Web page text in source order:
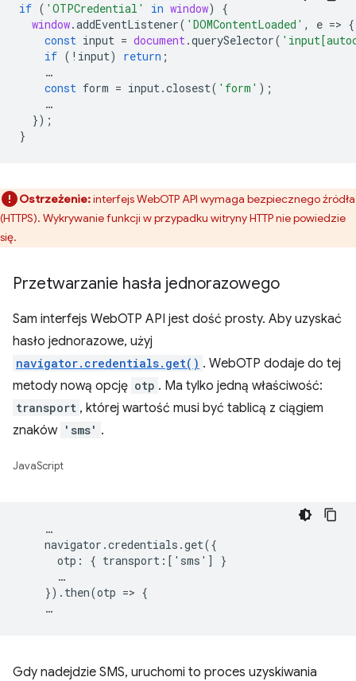
if ( 'OTPCredential' in window)
{
window.addEventListener( 'DOMContentLoaded' , e => {
const input = document.querySelector(
if ( ! input) return ;
…
const form = input.closest( 'form' );
…
});
}
Ostrzeżenie:interfejs WebOTP API wymaga bezpiecznego źródła
(HTTPS). Wykrywanie funkcji w przypadku witryny HTTP nie powiedzie
się.
Przetwarzanie hasła jednorazowego
Sam interfejs WebOTP API jest dość prosty. Aby uzyskać
hasło jednorazowe, użyj
navigator.credentials.get() . WebOTP dodaje do tej
metody nową opcję otp . Ma tylko jedną właściwość:
transport , której wartość musi być tablicą z ciągiem
znaków 'sms' .
JavaScript
    …
    navigator.credentials.get({
      otp: { transport:['sms'] }
      …
    }).then(otp => {
Gdy nadejdzie SMS, uruchomi to proces uzyskiwania